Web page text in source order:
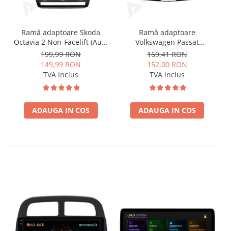
Ramă adaptoare Skoda
Octavia 2 Non-Facelift (Auto
A/C) 2004-2009 - fațetă
213×133 (RNS 510 / RCD
330), montaj dedicat
199,99 RON
149,99 RON
TVA inclus
ADAUGA IN COS
Ramă adaptoare
Volkswagen Passat
B6/B7/CC 2011-2015 -
navigație Android 10.1″,
montaj dedicat
169,41 RON
152,00 RON
TVA inclus
ADAUGA IN COS